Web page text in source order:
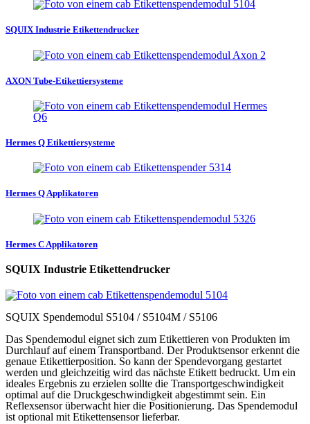
SQUIX Industrie Etikettendrucker
AXON Tube-Etikettiersysteme
Hermes Q Etikettiersysteme
Hermes Q Applikatoren
Hermes C Applikatoren
SQUIX Industrie Etikettendrucker
SQUIX Spendemodul S5104 / S5104M / S5106
Das Spendemodul eignet sich zum Etikettieren von Produkten im
Durchlauf auf einem Transportband. Der Produktsensor erkennt die
genaue Etikettierposition. So kann der Spendevorgang gestartet
werden und gleichzeitig wird das nächste Etikett bedruckt. Um ein
ideales Ergebnis zu erzielen sollte die Transportgeschwindigkeit
optimal auf die Druckgeschwindigkeit abgestimmt sein. Ein
Reflexsensor überwacht hier die Positionierung. Das Spendemodul
ist optional mit Etikettensensor lieferbar.